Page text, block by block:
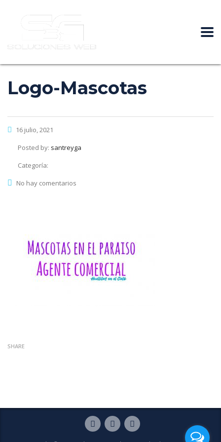
Logo-Mascotas
16 julio, 2021
Posted by: santreyga
Categoría:
No hay comentarios
SHARE